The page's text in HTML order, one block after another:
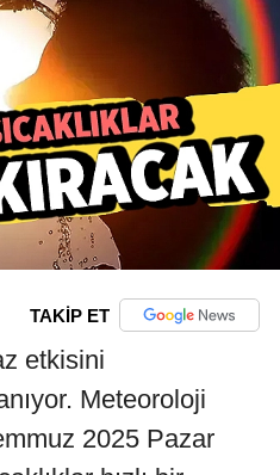
TAKİP ET
etkisini
Meteoroloji
2025 Pazar